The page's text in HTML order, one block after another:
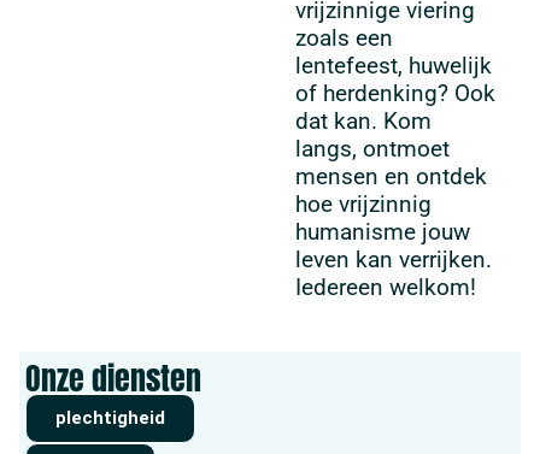
vrijzinnige viering
zoals een
lentefeest, huwelijk
of herdenking? Ook
dat kan. Kom
langs, ontmoet
mensen en ontdek
hoe vrijzinnig
humanisme jouw
leven kan verrijken.
Iedereen welkom!
Onze diensten
plechtigheid